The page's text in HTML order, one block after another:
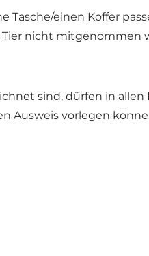
einen Koffer
Tier nicht mitgenommen
sind, dürfen in
Ausweis vorlegen